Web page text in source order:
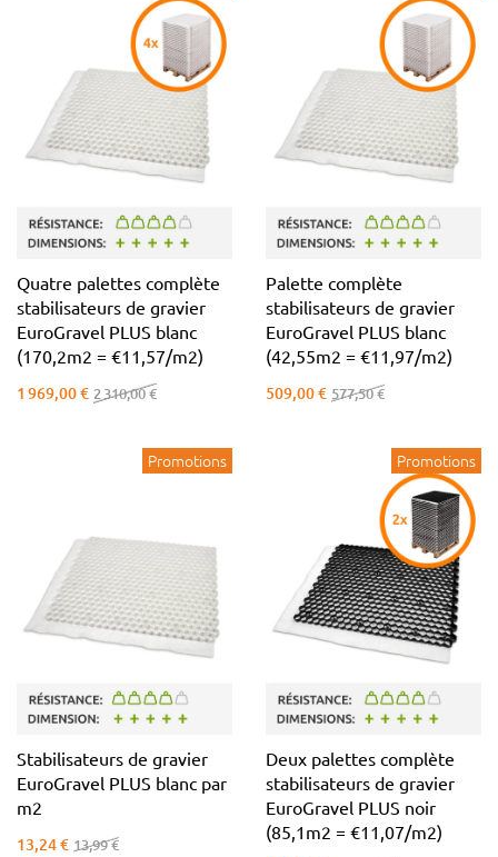
Quatre palettes complète
stabilisateurs de gravier
EuroGravel PLUS blanc
(170,2m2 = €11,57/m2)
1 969,00 € 2 310,00 €
Palette complète
stabilisateurs de gravier
EuroGravel PLUS blanc
(42,55m2 = €11,97/m2)
509,00 € 577,50 €
Promotions
Stabilisateurs de gravier
EuroGravel PLUS blanc par
m2
13,24 € 13,99 €
Promotions
Deux palettes complète
stabilisateurs de gravier
EuroGravel PLUS noir
(85,1m2 = €11,07/m2)